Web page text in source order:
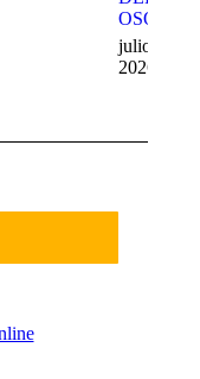
OSO
julio 20,
2026